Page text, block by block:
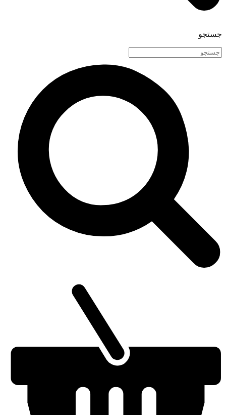
جستجو